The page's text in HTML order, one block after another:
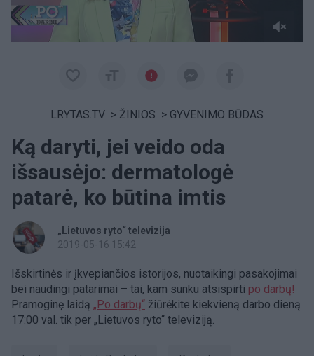
LRYTAS.TV > ŽINIOS > GYVENIMO BŪDAS
Ką daryti, jei veido oda
išsausėjo: dermatologė
patarė, ko būtina imtis
„Lietuvos ryto“ televizija
2019-05-16 15:42
Išskirtinės ir įkvepiančios istorijos, nuotaikingi pasakojimai
bei naudingi patarimai – tai, kam sunku atsispirti po darbų!
Pramoginę laidą „Po darbų“ žiūrėkite kiekvieną darbo dieną
17:00 val. tik per „Lietuvos ryto“ televiziją.